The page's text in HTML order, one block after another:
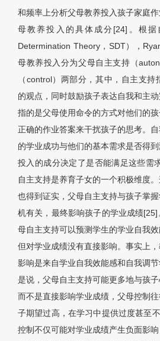
和频率上分析父母教养投入孩子家庭
母教养投入的具体成分[24]。根据
Determination Theory，SDT），
母教养投入分为父母自主支持（
（control）两部分，其中，自主支
的观点，同时鼓励孩子表达自我和主
指的是父母使用命令的方式对他们的
正确的作业答案来干扰孩子的思考。
的学业成功与他们的基本需求是否得
投入的成分决定了是否能满足这些需
自主支持是养育子女的一个积极维度
也得到证实，父母自主支持与孩子掌
机有关，最终影响孩子的学业成绩
母自主支持可以预测学生的学业自我效
但对学业成绩没有直接影响。事实上
影响是来自学业自我效能感和自我调
是说，父母自主支持可能更多地与孩子
而不是直接影响学业成绩，父母控制
子期望过高，在学习中提供过度甚至
控制不仅可能对学业成绩产生负面影